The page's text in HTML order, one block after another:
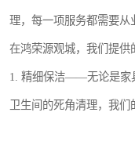
理，每一项服务都需要从
在鸿荣源观城，我们提供
1. 精细保洁——无论是家
卫生间的死角清理，我